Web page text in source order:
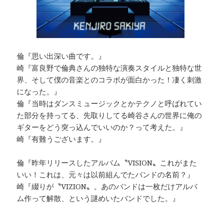
倫『思い出深い曲です。』
崎『富良野で倫典さんの独特な演奏スタイルと独特な世
界、そして僕の音楽とのコラボが面白かった！凄く刺激
になった。』
倫『当時はダンスミュージックとかテクノと呼ばれてい
た部分を持ってる、先取りしてる崎谷さんの世界に俺の
ギターをどう突っ込んでいいのか？って考えた。』
崎『有難うございます。』
倫『昨年リリースしたアルバム〝VISION〟これがまた
いい！これは、元々は以前組んでたバンドの名前？』
崎『綴りが〝VIZION〟。あのバンドは一枚だけアルバ
ム作って解散、という謎めいたバンドでした。』